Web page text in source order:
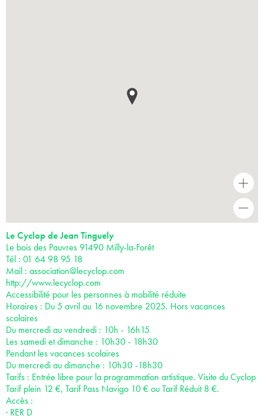
+
Le Cyclop de Jean Tinguely
Le bois des Pauvres 91490 Milly-la-Forêt
Tél : 01 64 98 95 18
Mail : association@lecyclop.com
http://www.lecyclop.com
Accessibilité pour les personnes à mobilité réduite
Horaires : Du 5 avril au 16 novembre 2025. Hors vacances
scolaires
Du mercredi au vendredi : 10h - 16h15
Les samedi et dimanche : 10h30 - 18h30
Pendant les vacances scolaires
Du mercredi au dimanche : 10h30 -18h30
Tarifs : Entrée libre pour la programmation artistique. Visite du Cyclop
Tarif plein 12 €, Tarif Pass Navigo 10 € ou Tarif Réduit 8 €.
Accès :
· RER D